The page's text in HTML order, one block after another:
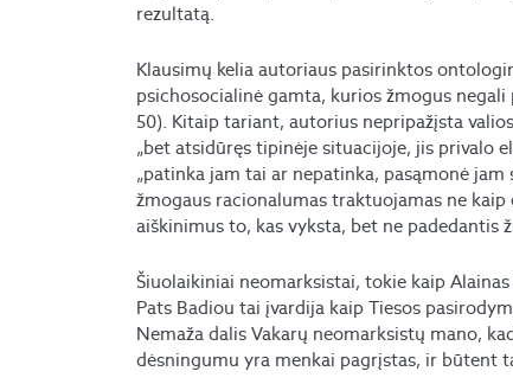
rezultatą.
Klausimų kelia autoriaus pasirinktos
psichosocialinė gamta, kurios žmogus negali
50). Kitaip tariant, autorius nepripažįsta
„bet atsidūręs tipinėje situacijoje, jis privalo
„patinka jam tai ar nepatinka, pasąmonė
žmogaus racionalumas traktuojamas ne
aiškinimus to, kas vyksta, bet ne
Šiuolaikiniai neomarksistai, tokie kaip
Pats Badiou tai įvardija kaip Tiesos
Nemaža dalis Vakarų neomarksistų mano,
dėsningumu yra menkai pagrįstas, ir būtent